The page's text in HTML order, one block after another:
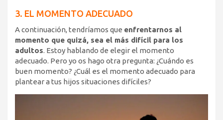
3. EL MOMENTO ADECUADO
A continuación, tendríamos que enfrentarnos al
momento que quizá, sea el más difícil para los
adultos. Estoy hablando de elegir el momento
adecuado. Pero yo os hago otra pregunta: ¿Cuándo es
buen momento? ¿Cuál es el momento adecuado para
plantear a tus hijos situaciones difíciles?